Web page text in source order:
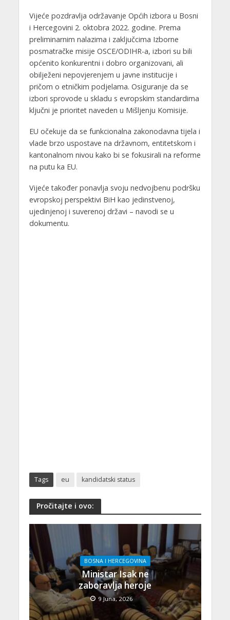
Vijeće pozdravlja održavanje Općih izbora u Bosni
i Hercegovini 2. oktobra 2022. godine. Prema
preliminarnim nalazima i zaključcima Izborne
posmatračke misije OSCE/ODIHR-a, izbori su bili
općenito konkurentni i dobro organizovani, ali
obilježeni nepovjerenjem u javne institucije i
pričom o etničkim podjelama. Osiguranje da se
izbori sprovode u skladu s evropskim standardima
ključni je prioritet naveden u Mišljenju Komisije.
EU očekuje da se funkcionalna zakonodavna tijela i
vlade brzo uspostave na državnom, entitetskom i
kantonalnom nivou kako bi se fokusirali na reforme
na putu ka EU.
Vijeće također ponavlja svoju nedvojbenu podršku
evropskoj perspektivi BiH kao jedinstvenoj,
ujedinjenoj i suverenoj državi – navodi se u
dokumentu.
Tags eu kandidatski status
Pročitajte i ovo:
BOSNA I HERCEGOVINA
Ministar Isak ne
zaboravlja heroje
9 Juna, 2026